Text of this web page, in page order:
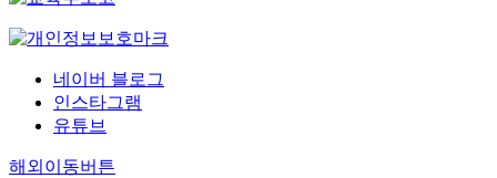
네이버 블로그
인스타그램
유튜브
해외이동버튼